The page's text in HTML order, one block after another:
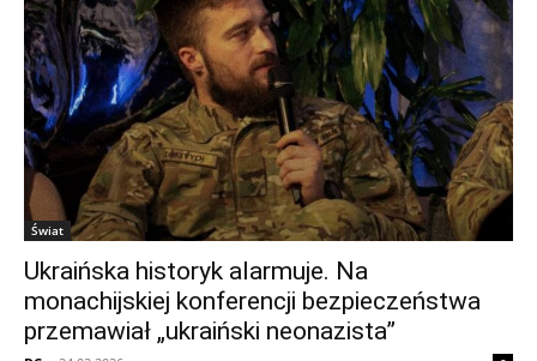
Świat
Ukraińska historyk alarmuje. Na
monachijskiej konferencji bezpieczeństwa
przemawiał „ukraiński neonazista”